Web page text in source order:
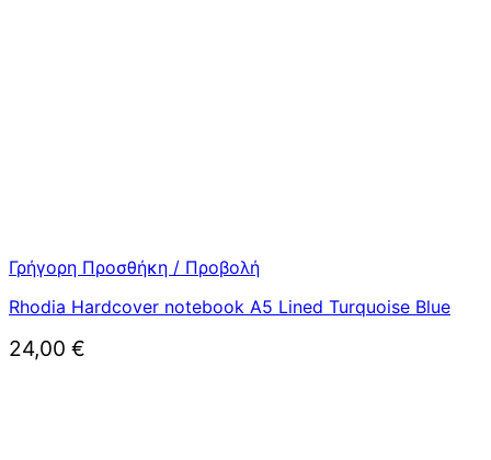
Γρήγορη Προσθήκη / Προβολή
Rhodia Hardcover notebook A5 Lined Turquoise Blue
24,00 €